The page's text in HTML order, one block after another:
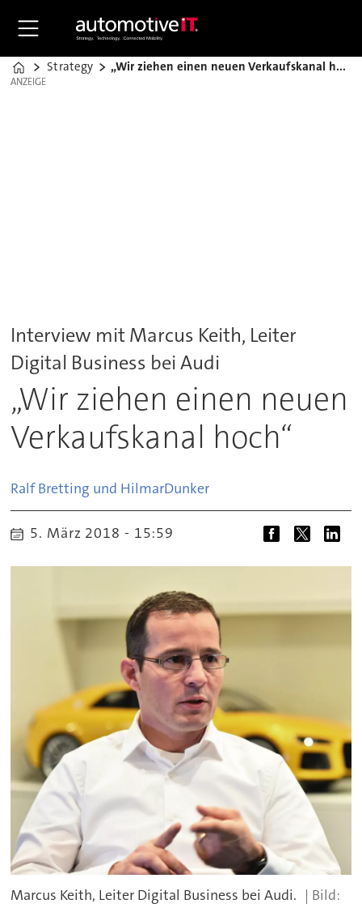
Home
Strategy „Wir ziehen einen neuen Verkaufskanal hoch“
ANZEIGE
ANZEIGE
Interview mit Marcus Keith, Leiter
Digital Business bei Audi
„Wir ziehen einen neuen
Verkaufskanal hoch“
Ralf Bretting und HilmarDunker
5. März 2018 - 15:59
Marcus Keith, Leiter Digital Business bei Audi.